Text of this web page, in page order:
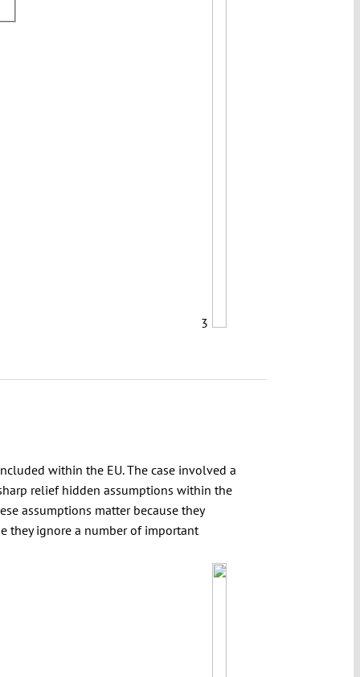
3
within the EU. The case involved a
relief hidden assumptions within the
assumptions matter because they
they ignore a number of important